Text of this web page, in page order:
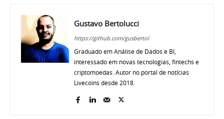
Gustavo Bertolucci
https://github.com/gusbertol
Graduado em Análise de Dados e BI,
interessado em novas tecnologias, fintechs e
criptomoedas. Autor no portal de notícias
Livecoins desde 2018.